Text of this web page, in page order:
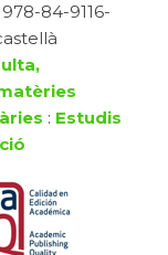
978-84-9116-
: Estudis